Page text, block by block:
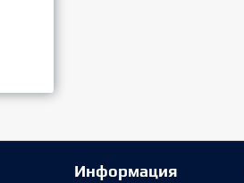
Информация